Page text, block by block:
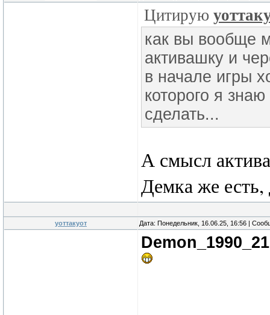
Цитирую
как вы вообще
активашку и
в начале игры
которого я
сделать...
А смысл
Демка же есть,
уоттакуот Дата: Понедельник, 16.06.25, 16:56 |
Demon_1990_21